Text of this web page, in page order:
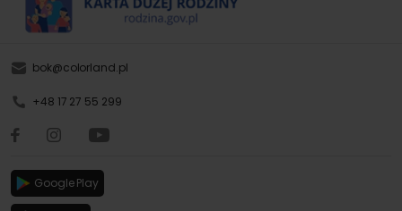
bok@colorland.pl
+48 17 27 55 299
Google Play